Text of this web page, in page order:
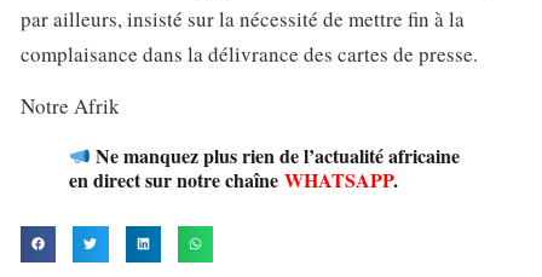
par ailleurs, insisté sur la nécessité de mettre fin à la
complaisance dans la délivrance des cartes de presse.
Notre Afrik
Ne manquez plus rien de l’actualité africaine
en direct sur notre chaîne WHATSAPP.